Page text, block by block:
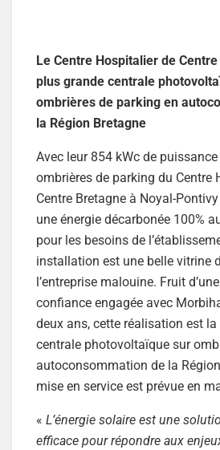
Le Centre Hospitalier de
plus grande centrale
ombrières de parking en
la Région Bretagne
Avec leur 854 kWc de
ombrières de parking du Centre
Centre Bretagne à Noyal-
une énergie décarbonée 100%
pour les besoins de
installation est une belle vitrine
l’entreprise malouine. Fruit
confiance engagée avec
deux ans, cette réalisation est
centrale photovoltaïque sur
autoconsommation de la
mise en service est prévue en
« L’énergie solaire est une
efficace pour répondre aux